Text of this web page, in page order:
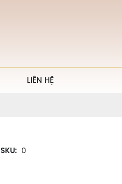
LIÊN HỆ
SKU: 0